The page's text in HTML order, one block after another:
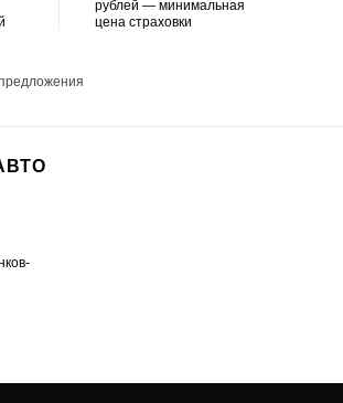
рублей — минимальная
цена страховки